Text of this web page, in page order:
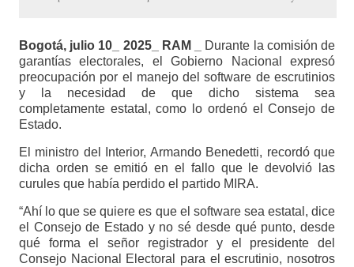
Bogotá, julio 10_ 2025_ RAM _
Durante la comisión de
garantías electorales, el Gobierno Nacional expresó
preocupación por el manejo del software de escrutinios
y la necesidad de que dicho sistema sea
completamente estatal, como lo ordenó el Consejo de
Estado.
El ministro del Interior, Armando Benedetti, recordó que
dicha orden se emitió en el fallo que le devolvió las
curules que había perdido el partido MIRA.
“Ahí lo que se quiere es que el software sea estatal, dice
el Consejo de Estado y no sé desde qué punto, desde
qué forma el señor registrador y el presidente del
Consejo Nacional Electoral para el escrutinio, nosotros